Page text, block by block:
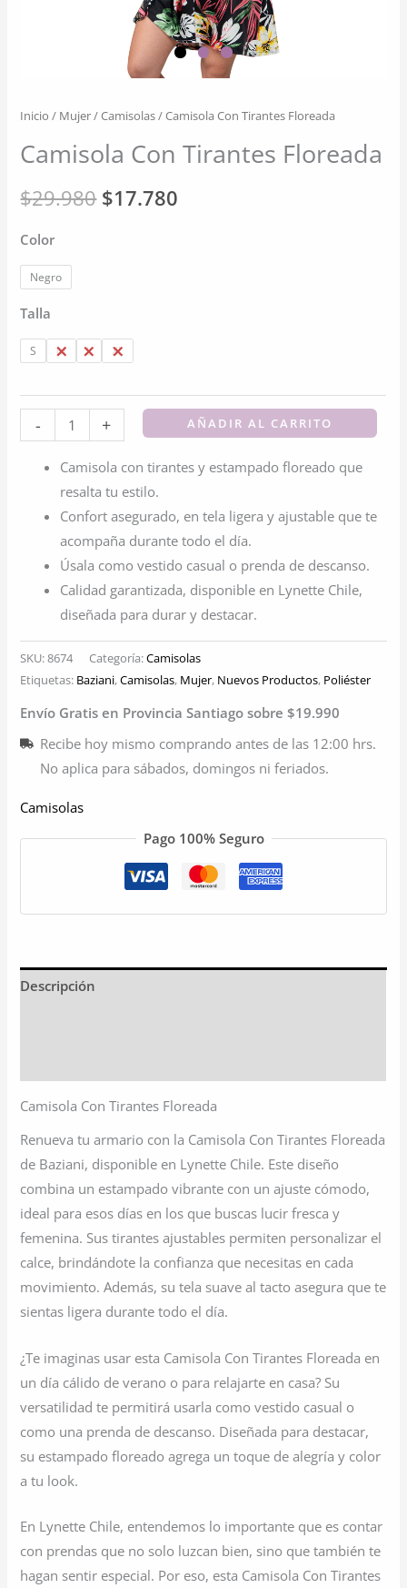
Inicio / Mujer/Camisolas/ Camisola Con Tirantes Floreada
Camisola Con Tirantes Floreada
$29.980 El
$29.980.
$17.780
Color
Negro
Talla
S M L XL
-
Camisola
Con
Tirantes
Floreada
cantidad
+ AÑADIR AL CARRITO
Camisola con tirantes y estampado floreado que
resalta tu estilo.
Confort asegurado, en tela ligera y ajustable que te
acompaña durante todo el día.
Úsala como vestido casual o prenda de descanso.
Calidad garantizada, disponible en Lynette Chile,
diseñada para durar y destacar.
SKU:8674 Categoría:Camisolas
Etiquetas: Baziani,Camisolas, Mujer, Nuevos Productos, Poliéster
Envío Gratis en Provincia Santiago sobre $19.990
Recibe hoy mismo comprando antes de las 12:00 hrs.
No aplica para sábados, domingos ni feriados.
Camisolas
Pago 100% Seguro
Descripción
Camisola Con Tirantes Floreada
Renueva tu armario con la Camisola Con Tirantes Floreada
de Baziani, disponible en Lynette Chile. Este diseño
combina un estampado vibrante con un ajuste cómodo,
ideal para esos días en los que buscas lucir fresca y
femenina. Sus tirantes ajustables permiten personalizar el
calce, brindándote la confianza que necesitas en cada
movimiento. Además, su tela suave al tacto asegura que te
sientas ligera durante todo el día.
¿Te imaginas usar esta Camisola Con Tirantes Floreada en
un día cálido de verano o para relajarte en casa? Su
versatilidad te permitirá usarla como vestido casual o
como una prenda de descanso. Diseñada para destacar,
su estampado floreado agrega un toque de alegría y color
a tu look.
En Lynette Chile, entendemos lo importante que es contar
con prendas que no solo luzcan bien, sino que también te
hagan sentir especial. Por eso, esta Camisola Con Tirantes